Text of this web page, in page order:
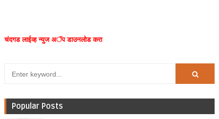
चंदगड लाईव्ह न्युज अॅप डाउनलोड करा
Popular Posts